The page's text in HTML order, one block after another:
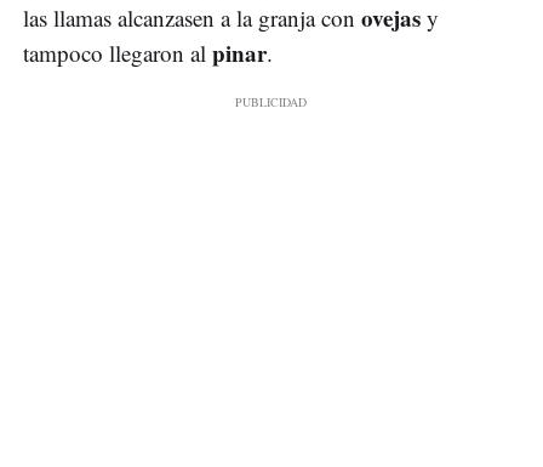
las llamas alcanzasen a la granja con ovejas y
tampoco llegaron al pinar.